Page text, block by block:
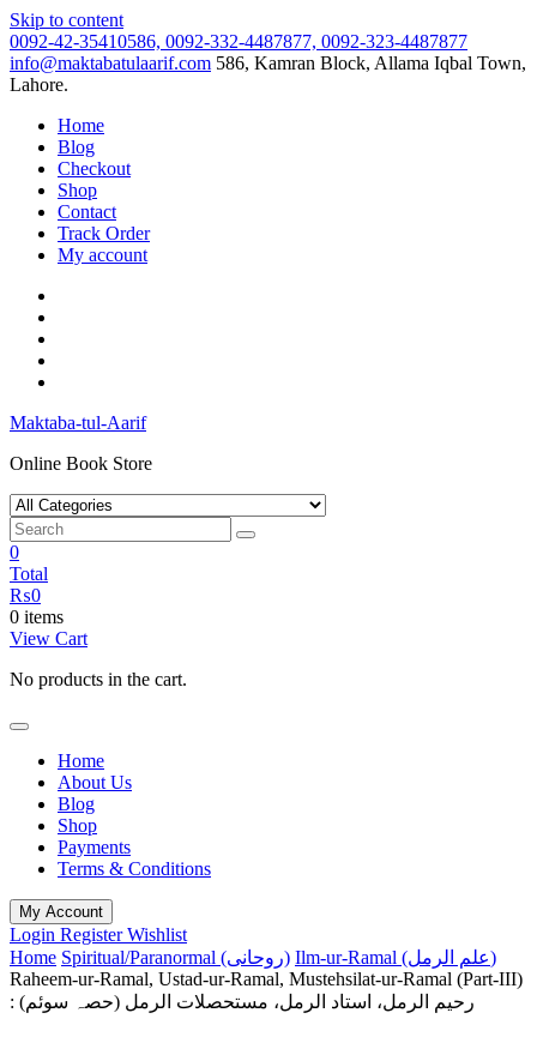
Skip to content
0092-42-35410586, 0092-332-4487877, 0092-323-4487877
info@maktabatulaarif.com 586, Kamran Block, Allama Iqbal Town,
Lahore.
Home
Blog
Checkout
Shop
Contact
Track Order
My account
Maktaba-tul-Aarif
Online Book Store
0
Total
₨0
0 items
View Cart
No products in the cart.
Home
About Us
Blog
Shop
Payments
Terms & Conditions
My Account
Login RegisterWishlist
Home
Spiritual/Paranormal (روحانی)
Ilm-ur-Ramal (علم الرمل)
Raheem-ur-Ramal, Ustad-ur-Ramal, Mustehsilat-ur-Ramal (Part-III)
: رحیم الرمل، استاد الرمل، مستحصلات الرمل (حصہ سوئم)